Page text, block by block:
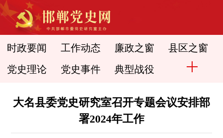
时政要闻 工作动态 廉政之窗 县区之窗
党史理论 党史事件 典型战役
大名县委党史研究室召开专题会议安排部
署2024年工作